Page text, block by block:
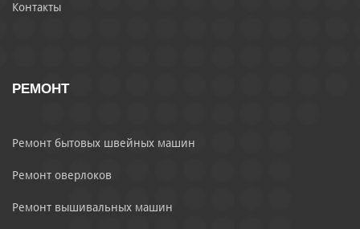
Контакты
РЕМОНТ
Ремонт бытовых швейных машин
Ремонт оверлоков
Ремонт вышивальных машин